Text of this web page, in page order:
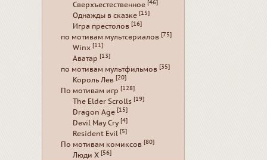
Сверхъестественное [46]
Однажды в сказке [15]
Игра престолов [16]
по мотивам мультсериалов [75]
Winx [11]
Аватар [13]
по мотивам мультфильмов [35]
Король Лев [20]
По мотивам игр [128]
The Elder Scrolls [19]
Dragon Age [15]
Devil May Cry [4]
Resident Evil [5]
По мотивам комиксов [80]
Люди Х [56]